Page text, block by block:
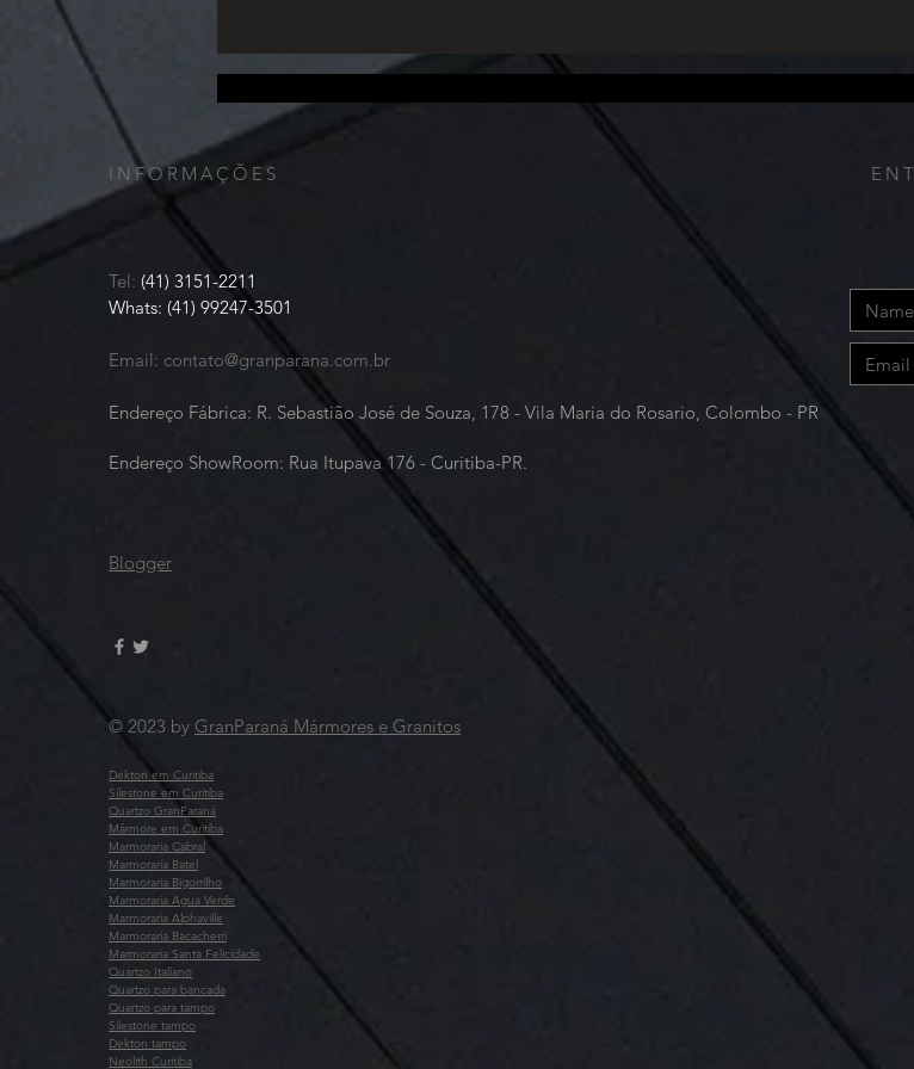
finalização das peças. Uma ma
INFORMAÇÕES
Tel: (41) 3151-2211
Whats: (41) 99247-3501
Email: contato@granparana.com.br
Endereço Fábrica: R. Sebastião José de Souza, 178 - Vila Maria do Rosario, Colombo - PR
Endereço ShowRoom: Rua Itupava 176 - Curitiba-PR.
Blogger
© 2023 by GranParaná Mármores e Granitos
Dekton em Curitiba
Silestone em Curitiba
Quartzo GranParaná
Mármore em Curitiba
Marmoraria Cabral
Marmoraria Batel
Marmoraria Bigorrilho
Marmoraria Agua Verde
Marmoraria Alphaville
Marmoraria Bacacherri
Marmoraria Santa Felicidade
Quartzo Italiano
Quartzo para bancada
Quartzo para tampo
Silestone tampo
Dekton tampo
Neolith Curitiba